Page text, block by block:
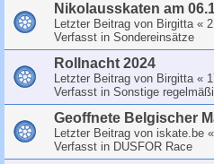
Nikolausskaten am
Letzter Beitrag von Birgitta«
Verfasst in Sondereinsätze
Rollnacht 2024
Letzter Beitrag von Birgitta«
Verfasst in Sonstige
Geoffnete Belgischer
Letzter Beitrag von iskate.be «
Verfasst in DUSFOR Race